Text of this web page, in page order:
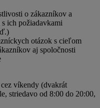
o zákazníkov a
ich požiadavkami
otázok s cieľom
aj spoločnosti
víkendy (dvakrát
striedavo od 8:00 do 20:00,